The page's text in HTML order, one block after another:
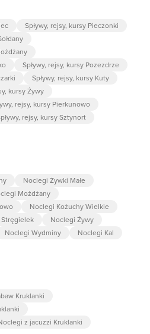
Spływy, rejsy, kursy Pieczonki
Spływy, rejsy, kursy Pozezdrze
Spływy, rejsy, kursy Kuty
kursy Żywy
rejsy, kursy Pierkunowo
rejsy, kursy Sztynort
Noclegi Żywki Małe
Możdżany
Noclegi Kożuchy Wielkie
Noclegi Żywy
Noclegi Wydminy
Noclegi Kal
Kruklanki
z jacuzzi Kruklanki